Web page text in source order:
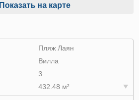
Показать на карте
Пляж Лаян
Вилла
3
432.48 м²